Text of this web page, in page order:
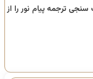
سنجی ترجمهپیام نور را از